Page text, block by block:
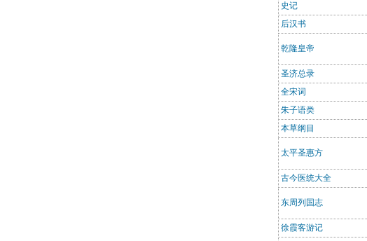
史记
后汉书
乾隆皇帝
圣济总录
全宋词
朱子语类
本草纲目
太平圣惠方
古今医统大全
东周列国志
徐霞客游记